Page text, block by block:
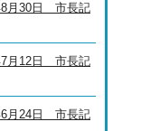
8月30日 市長記
7月12日 市長記
6月24日 市長記